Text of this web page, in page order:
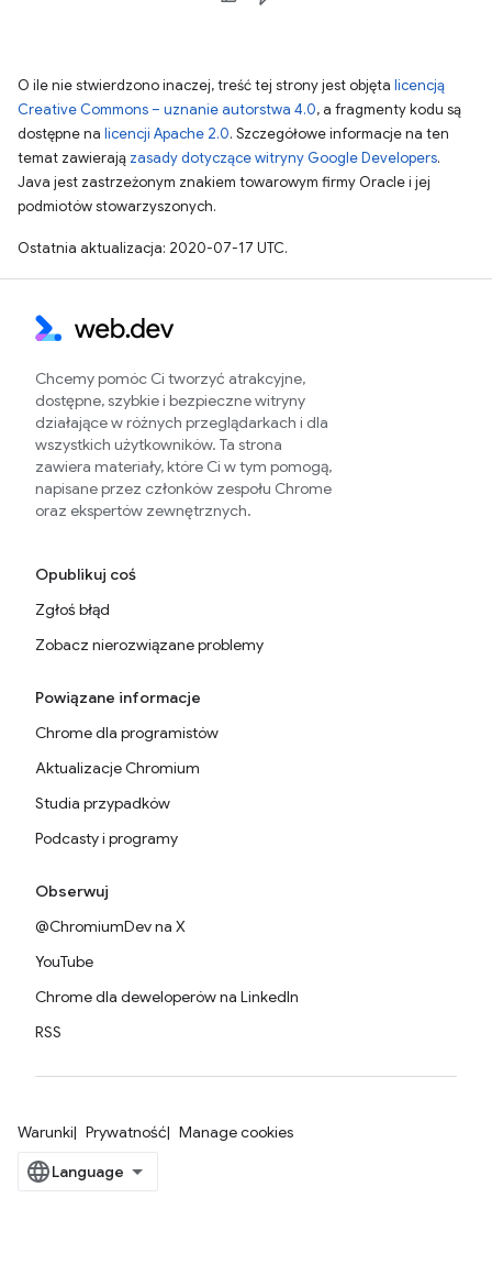
O ile nie stwierdzono inaczej, treść tej strony jest objęta licencją
Creative Commons – uznanie autorstwa 4.0, a fragmenty kodu są
dostępne na licencji Apache 2.0. Szczegółowe informacje na ten
temat zawierają zasady dotyczące witryny Google Developers.
Java jest zastrzeżonym znakiem towarowym firmy Oracle i jej
podmiotów stowarzyszonych.
Ostatnia aktualizacja: 2020-07-17 UTC.
Chcemy pomóc Ci tworzyć atrakcyjne,
dostępne, szybkie i bezpieczne witryny
działające w różnych przeglądarkach i dla
wszystkich użytkowników. Ta strona
zawiera materiały, które Ci w tym pomogą,
napisane przez członków zespołu Chrome
oraz ekspertów zewnętrznych.
Opublikuj coś
Zgłoś błąd
Zobacz nierozwiązane problemy
Powiązane informacje
Chrome dla programistów
Aktualizacje Chromium
Studia przypadków
Podcasty i programy
Obserwuj
@ChromiumDev na X
YouTube
Chrome dla deweloperów na LinkedIn
RSS
Warunki Prywatność Manage cookies